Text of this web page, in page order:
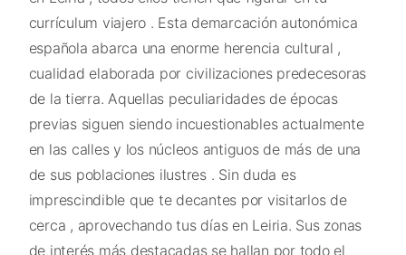
currículum viajero . Esta demarcación autonómica
española abarca una enorme herencia cultural ,
cualidad elaborada por civilizaciones predecesoras
de la tierra. Aquellas peculiaridades de épocas
previas siguen siendo incuestionables actualmente
en las calles y los núcleos antiguos de más de una
de sus poblaciones ilustres . Sin duda es
imprescindible que te decantes por visitarlos de
cerca , aprovechando tus días en Leiria. Sus zonas
de interés más destacadas se hallan por todo el